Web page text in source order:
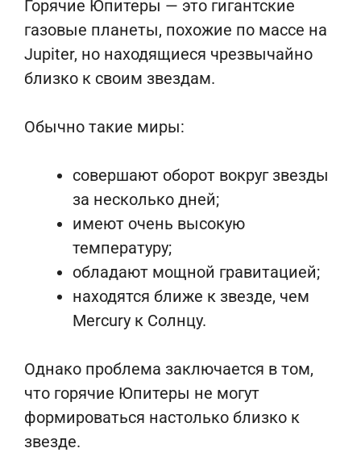
Горячие Юпитеры — это гигантские
газовые планеты, похожие по массе на
Jupiter, но находящиеся чрезвычайно
близко к своим звездам.
Обычно такие миры:
совершают оборот вокруг звезды
за несколько дней;
имеют очень высокую
температуру;
обладают мощной гравитацией;
находятся ближе к звезде, чем
Mercury к Солнцу.
Однако проблема заключается в том,
что горячие Юпитеры не могут
формироваться настолько близко к
звезде.